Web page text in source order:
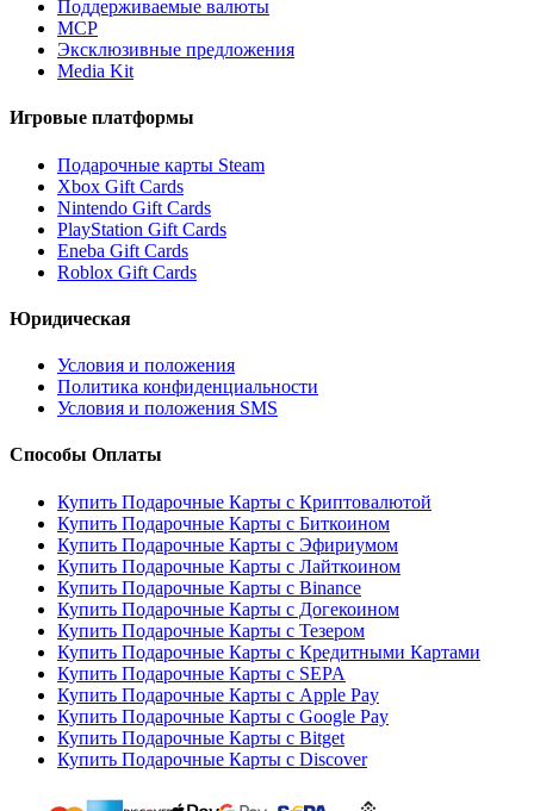
Поддерживаемые валюты
MCP
Эксклюзивные предложения
Media Kit
Игровые платформы
Подарочные карты Steam
Xbox Gift Cards
Nintendo Gift Cards
PlayStation Gift Cards
Eneba Gift Cards
Roblox Gift Cards
Юридическая
Условия и положения
Политика конфиденциальности
Условия и положения SMS
Способы Оплаты
Купить Подарочные Карты с Криптовалютой
Купить Подарочные Карты с Биткоином
Купить Подарочные Карты с Эфириумом
Купить Подарочные Карты с Лайткоином
Купить Подарочные Карты с Binance
Купить Подарочные Карты с Догекоином
Купить Подарочные Карты с Тезером
Купить Подарочные Карты с Кредитными Картами
Купить Подарочные Карты с SEPA
Купить Подарочные Карты с Apple Pay
Купить Подарочные Карты с Google Pay
Купить Подарочные Карты с Bitget
Купить Подарочные Карты с Discover